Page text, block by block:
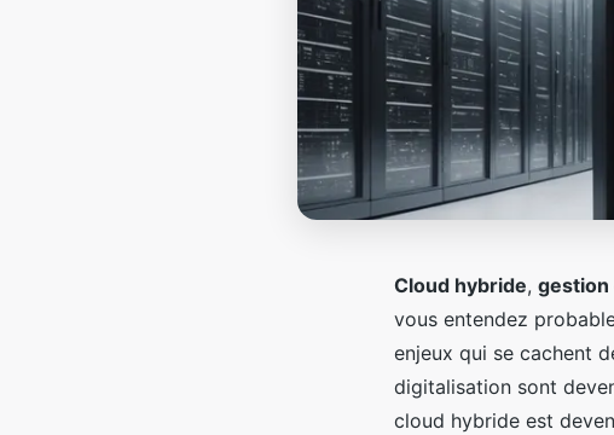
Cloud hybride, gestion
vous entendez
enjeux qui se cachent
digitalisation sont
cloud hybride est